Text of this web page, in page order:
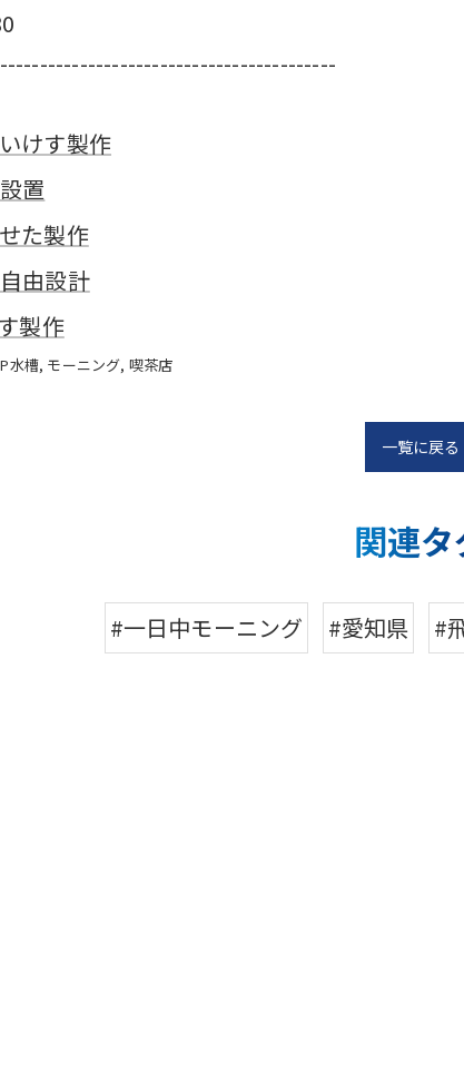
けす製作
置
た製作
由設計
製作
水槽 モーニング 喫茶店
一覧に戻る
関連
#一日中モーニング #愛知県 #